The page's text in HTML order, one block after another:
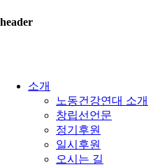
header
소개
노동건강연대 소개
창립선언문
정기후원
일시후원
오시는 길